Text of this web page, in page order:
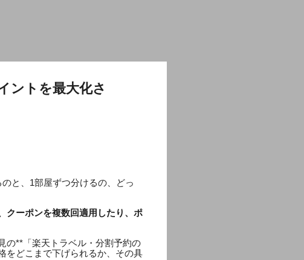
ントを最大化さ
と、1部屋ずつ分けるの、どっ
クーポンを複数回適用したり、ポ
の**「楽天トラベル・分割予約の
をどこまで下げられるか、その具